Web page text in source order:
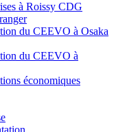
à Roissy CDG
du CEEVO à Osaka
du CEEVO à
économiques